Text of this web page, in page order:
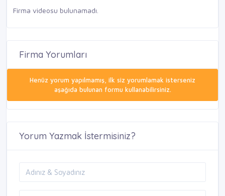
Firma videosu bulunamadı.
Firma Yorumları
Henüz yorum yapılmamış, ilk siz yorumlamak isterseniz
aşağıda bulunan formu kullanabilirsiniz.
Yorum Yazmak İstermisiniz?